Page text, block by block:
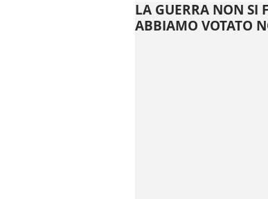
LA GUERRA NON SI
ABBIAMO VOTATO